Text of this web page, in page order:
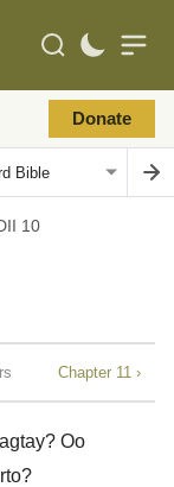
Donate
10
Chapter 11 ›
Oo